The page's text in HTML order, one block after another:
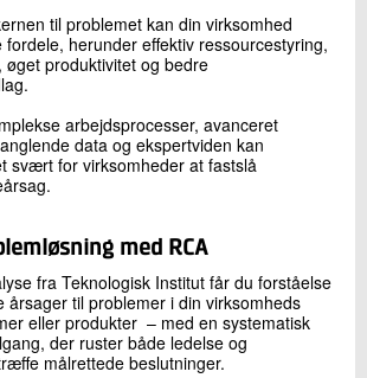
Send
til problemet kan din virksomhed
herunder effektiv ressourcestyring,
øget produktivitet og bedre
arbejdsprocesser, avanceret
data og ekspertviden kan
svært for virksomheder at fastslå
med RCA
fra Teknologisk Institut får du forståelse
årsager til problemer i din virksomheds
eller produkter – med en systematisk
der ruster både ledelse og
målrettede beslutninger.